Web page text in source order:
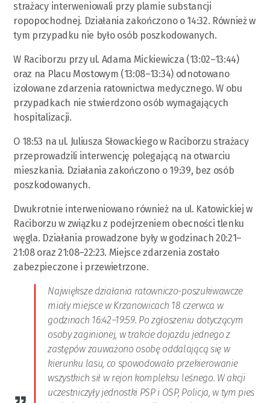
strażacy interweniowali przy plamie substancji
ropopochodnej. Działania zakończono o 14:32. Również w
tym przypadku nie było osób poszkodowanych.
W Raciborzu przy ul. Adama Mickiewicza (13:02–13:44)
oraz na Placu Mostowym (13:08–13:34) odnotowano
izolowane zdarzenia ratownictwa medycznego. W obu
przypadkach nie stwierdzono osób wymagających
hospitalizacji.
O 18:53 na ul. Juliusza Słowackiego w Raciborzu strażacy
przeprowadzili interwencję polegającą na otwarciu
mieszkania. Działania zakończono o 19:39, bez osób
poszkodowanych.
Dwukrotnie interweniowano również na ul. Katowickiej w
Raciborzu w związku z podejrzeniem obecności tlenku
węgla. Działania prowadzone były w godzinach 20:21–
21:08 oraz 21:08–22:23. Miejsce zdarzenia zostało
zabezpieczone i przewietrzone.
Największe działania ratowniczo-poszukiwawcze
miały miejsce w Krzanowicach 18 czerwca w
godzinach 16:42–19:59. Po zgłoszeniu dotyczącym
osoby zaginionej, w trakcie dojazdu jednego z
zastępów zauważono osobę oddalającą się w
kierunku lasu, co spowodowało przekierowanie
wszystkich sił w rejon kompleksu leśnego. W akcji
uczestniczyły jednostki PSP i OSP, Policja, w tym pies